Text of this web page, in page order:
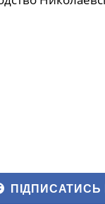
ПІДПИСАТИСЬ